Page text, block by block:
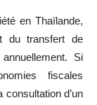
en Thaïlande,
du transfert de
Si
fiscales
d’un